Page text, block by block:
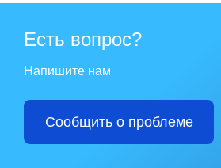
Есть вопрос?
Напишите нам
Сообщить о проблеме